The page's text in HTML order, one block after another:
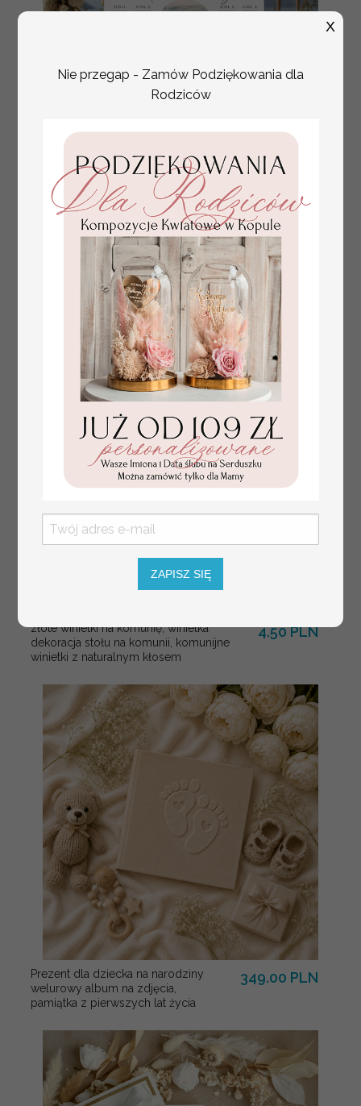
plan stołów
weselnych
usadzenie gości na
informacyjna dla
gości weselnych,
plan stołów na
weselu ze zdjęciem
Pary Młodej, plan
usadzenia gości
weselnych
Promocja:
100 PLN/125.00 PLN
złote winietki na komunię, winietka
dekoracja stołu na komunii, komunijne
winietki z naturalnym kłosem
4.50 PLN
Prezent dla dziecka na narodziny
welurowy album na zdjęcia,
pamiątka z pierwszych lat życia
349.00 PLN
Nie przegap - Zamów Podziękowania dla
Rodziców
ZAPISZ SIĘ
X